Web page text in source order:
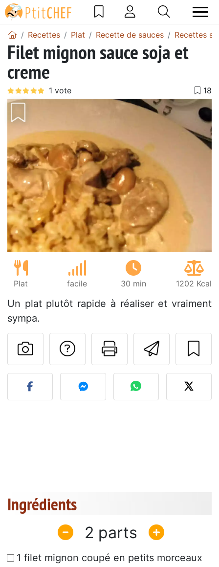
Recettes Plat Recette de sauces Recettes
Filet mignon sauce soja et
creme
Plat facile 30 min 1202 Kcal
Un plat plutôt rapide à réaliser et vraiment
sympa.
Imprimer
Poser une
Publier votre photo de
Ingrédients
2
1 filet mignon coupé en petits morceaux